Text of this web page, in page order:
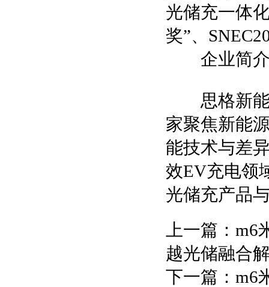
光储充一体
奖”、
企业简
思格新能
家聚焦新能
能技术与差
效EV充电领
光储充产品
上一篇： m6
越光储融合
下一篇： m6